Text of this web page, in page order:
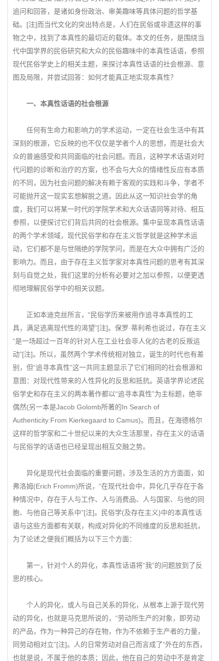
追问和回答，是诸如身份政治、审美趣味等具体问题的哲学基
础。[注]而当代文化的突出特点是，人们在民俗或非遗这样的事
物之中，找到了本真性的最切近的载体。本文的任务，是围绕当
代中国学界的民俗研究和大众的民俗趣味中的本真性话语，参照
现代民俗学史上的相关主题，来探讨本真性话语的社会根源、意
图及局限，并尝试回答：如何才能真正地实现本真性？
一、本真性话语的社会根源
任何有生命力和影响力的学术运动，一定在社会生活中有其
深刻的根源，它反映的也不仅仅是学者个人的思想，而是社会大
众的普遍感受和共同面临的社会问题。而且，这种学术话语对时
代问题的诊断和治疗的方案，也不会与大众的情绪性反应有本质
的不同，因为社会问题的解决有赖于客观的实践和斗争，学者不
可能抛开这一现实玄想解脱之道。因此从这一知识社会学的角
度，我们可以将某一时代的学院学术和大众话语同等对待、相互
参照，以便探讨它们背后共同的社会根源。集中呈现本真性话语
的两个学术领域，现代民俗学和存在主义哲学就是这种学术运
动，它们都不是与世隔绝的学院学问，而是在大众中拥有广泛的
影响力。而且，由于存在主义哲学家对本真性问题的思考有其深
刻与自觉之处，我们这里的分析有必要对之加以参照，以便更透
彻地理解民俗学中的相关议题。
正如本迪克丝所言，“民俗学历来被用作追寻本真性的工
具，满足逃离现代性的渴望”[注]。保罗·蒂利希也说过，存在主义
“是一场超过一百年的针对人在工业社会非人化的古老的反叛运
动”[注]。所以，虽然两个学术传统相对独立，诞生的时代也有差
别，但“追寻本真性”这一共同主题显示了它们相同的社会根源和
意图：对现代性带来的人性异化的反思和抵抗。英语学界论述民
俗学史和存在主义的两本著作都以“追寻本真性”为主标题，绝非
偶然(另一本是Jacob Golomb所著的In Search of
Authenticity:From Kierkegaard to Camus)。而且，在海德格尔
这样的哲学家和二十世纪以来的大众生活那里，存在主义的话语
与民俗学的话语也已经呈现出相互交融之势。
异化是现代社会面临的重要问题，涉及生活的方方面面，如
弗洛姆(Erich Fromm)所说，“在现代社会中，异化几乎存在于各
种情况中，存在于人与工作、人与消费品、人与国家、与他的同
胞、与他自己等关系中”[注]。民俗学(及存在主义)中的本真性话
语与这些方面都有关联，构成对异化的不同维度的反思和抵抗，
为了论述之便我们概括为以下三个方面：
第一，针对个人的异化，本真性话语将“我”的问题放到了反
思的核心。
个人的异化，或人与自己关系的异化，从根本上源于现代劳
动的异化，也就是马克思所说的，“劳动所生产的对象，即劳动
的产品，作为一种异己的存在物，作为不依赖于生产者的力量，
同劳动相对立”[注]。人的日常劳动对自己而言成了“外在的东西，
也就是说，不属于他的本质；因此，他在自己的劳动中不是肯定